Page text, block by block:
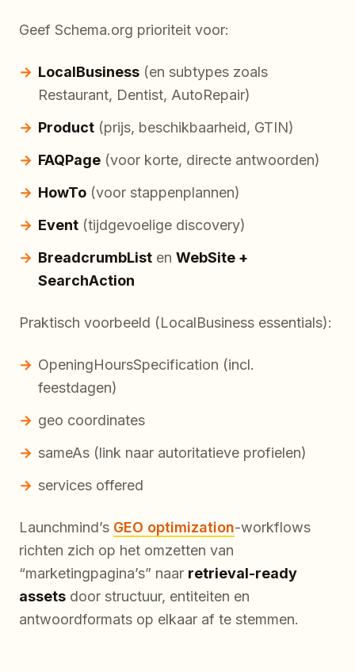
Geef Schema.org prioriteit voor:
LocalBusiness (en subtypes zoals
Restaurant, Dentist, AutoRepair)
Product (prijs, beschikbaarheid, GTIN)
FAQPage (voor korte, directe antwoorden)
HowTo (voor stappenplannen)
Event (tijdgevoelige discovery)
BreadcrumbList en WebSite +
SearchAction
Praktisch voorbeeld (LocalBusiness essentials):
OpeningHoursSpecification (incl.
feestdagen)
geo coordinates
sameAs (link naar autoritatieve profielen)
services offered
Launchmind’s GEO optimization-workflows
richten zich op het omzetten van
“marketingpagina’s” naar retrieval-ready
assets door structuur, entiteiten en
antwoordformats op elkaar af te stemmen.